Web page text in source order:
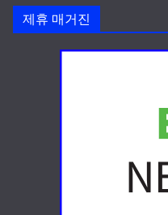
제휴 매거진